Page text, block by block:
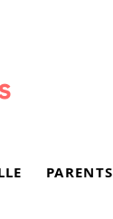
PARENTS